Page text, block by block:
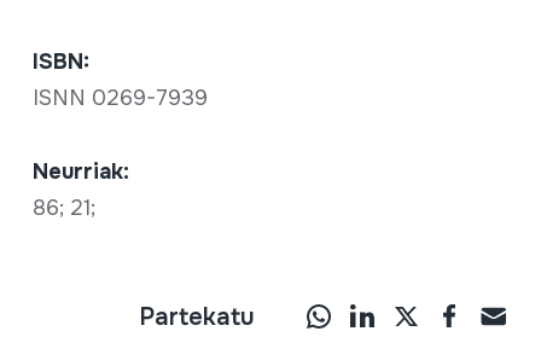
ISBN:
ISNN 0269-7939
Neurriak:
86; 21;
Partekatu